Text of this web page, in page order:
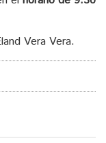
Vera Vera.